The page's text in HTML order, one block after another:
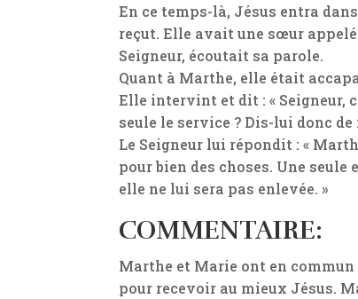
En ce temps-là, Jésus entra
reçut. Elle avait une sœur
Seigneur, écoutait sa parole.
Quant à Marthe, elle était
Elle intervint et dit : « Seigneur,
seule le service ? Dis-lui donc de
Le Seigneur lui répondit : «
pour bien des choses. Une
elle ne lui sera pas enlevée. »
COMMENTAIRE:
Marthe et Marie ont en
pour recevoir au mieux Jésus.